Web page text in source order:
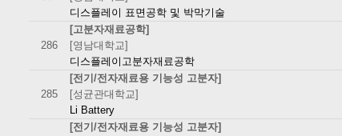
디스플레이 표면공학 및 박막기술
286
[고분자재료공학]
[영남대학교]
디스플레이고분자재료공학
285
[전기/전자재료용 기능성 고분자]
[성균관대학교]
Li Battery
[전기/전자재료용 기능성 고분자]